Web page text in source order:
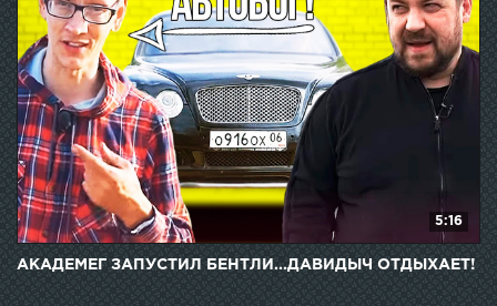
5:16
АКАДЕМЕГ ЗАПУСТИЛ БЕНТЛИ...ДАВИДЫЧ ОТДЫХАЕТ!